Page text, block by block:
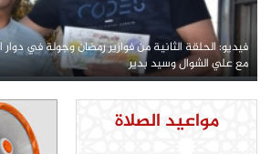
فيديو: الحلقة الثانية من فوازير رمضان وجولة في دوار
مع علي الشوال وسيد بدير
مواعيد الصلاة